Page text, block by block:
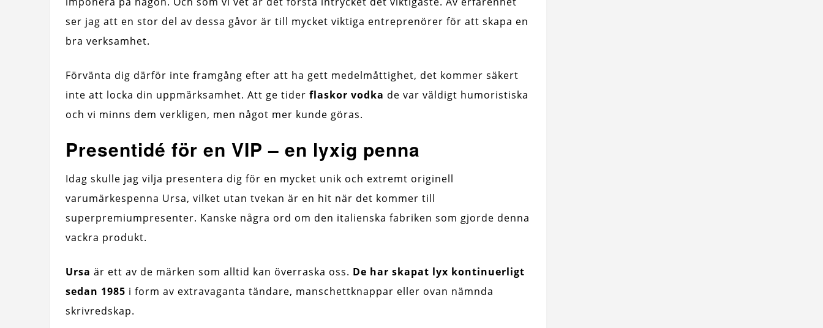
ser jag att en stor del av dessa gåvor är till mycket viktiga entreprenörer för att skapa en
bra verksamhet.
Förvänta dig därför inte framgång efter att ha gett medelmåttighet, det kommer säkert
inte att locka din uppmärksamhet. Att ge tider flaskor vodka de var väldigt humoristiska
och vi minns dem verkligen, men något mer kunde göras.
Presentidé för en VIP – en lyxig penna
Idag skulle jag vilja presentera dig för en mycket unik och extremt originell
varumärkespenna Ursa, vilket utan tvekan är en hit när det kommer till
superpremiumpresenter. Kanske några ord om den italienska fabriken som gjorde denna
vackra produkt.
Ursa är ett av de märken som alltid kan överraska oss. De har skapat lyx kontinuerligt
sedan 1985 i form av extravaganta tändare, manschettknappar eller ovan nämnda
skrivredskap.